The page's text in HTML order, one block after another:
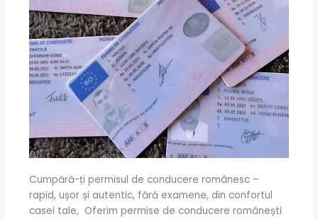
Cumpără-ți permisul de conducere românesc –
rapid, ușor și autentic, fără examene, din confortul
casei tale, Oferim permise de conducere românești